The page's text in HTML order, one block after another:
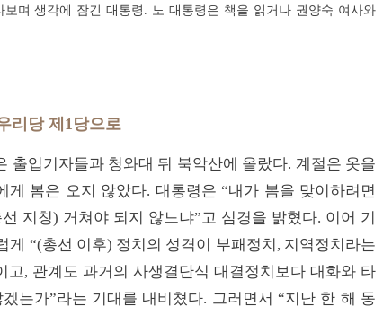
며 생각에 잠긴 대통령. 노 대통령은 책을 읽거나 권양숙 여사와
리당 제1당으로
출입기자들과 청와대 뒤 북악산에 올랐다. 계절은 옷을
게 봄은 오지 않았다. 대통령은 “내가 봄을 맞이하려면
지칭) 거쳐야 되지 않느냐”고 심경을 밝혔다. 이어 기
게 “(총선 이후) 정치의 성격이 부패정치, 지역정치라는
고, 관계도 과거의 사생결단식 대결정치보다 대화와 타
는가”라는 기대를 내비쳤다. 그러면서 “지난 한 해 동